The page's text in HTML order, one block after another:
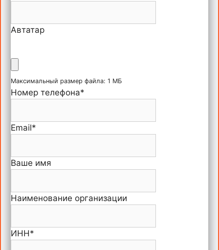
Автатар
Максимальный размер файла: 1 МБ
Номер телефона*
Email*
Ваше имя
Наименование организации
ИНН*